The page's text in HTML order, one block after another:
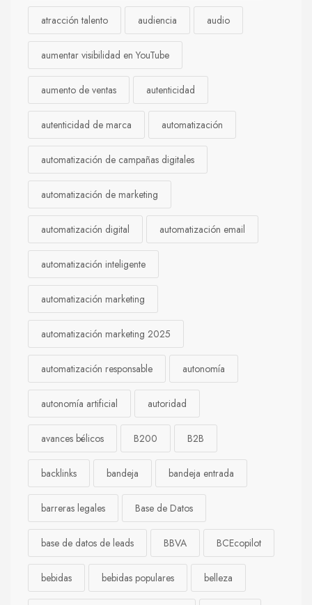
atracción talento audiencia audio
aumentar visibilidad en YouTube
aumento de ventas autenticidad
autenticidad de marca automatización
automatización de campañas digitales
automatización de marketing
automatización digital automatización email
automatización inteligente
automatización marketing
automatización marketing 2025
automatización responsable autonomía
autonomía artificial autoridad
avances bélicos B200 B2B
backlinks bandeja bandeja entrada
barreras legales Base de Datos
base de datos de leads BBVA BCEcopilot
bebidas bebidas populares belleza